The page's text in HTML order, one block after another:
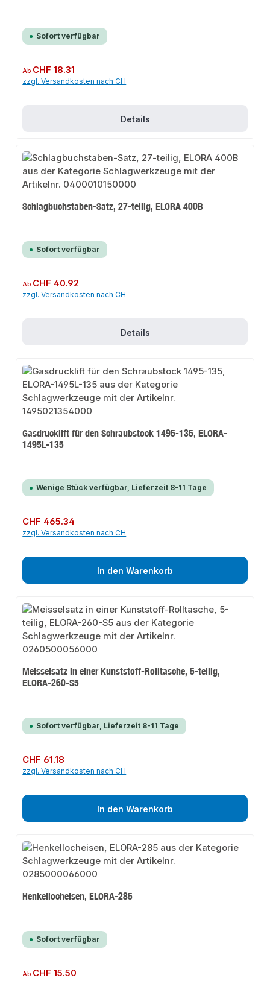
Sofort verfügbar
Regulärer Preis:
Ab CHF 18.31
zzgl. Versandkosten nach CH
Details
Schlagbuchstaben-Satz, 27-teilig, ELORA 400B
Sofort verfügbar
Regulärer Preis:
Ab CHF 40.92
zzgl. Versandkosten nach CH
Details
Gasdrucklift für den Schraubstock 1495-135, ELORA-
1495L-135
Wenige Stück verfügbar, Lieferzeit 8-11 Tage
Regulärer Preis:
CHF 465.34
zzgl. Versandkosten nach CH
In den Warenkorb
Meisselsatz in einer Kunststoff-Rolltasche, 5-teilig,
ELORA-260-S5
Sofort verfügbar, Lieferzeit 8-11 Tage
Regulärer Preis:
CHF 61.18
zzgl. Versandkosten nach CH
In den Warenkorb
Henkellocheisen, ELORA-285
Sofort verfügbar
Regulärer Preis:
Ab CHF 15.50